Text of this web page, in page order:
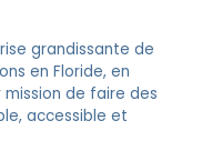
grandissante de
en Floride, en
mission de faire des
accessible et